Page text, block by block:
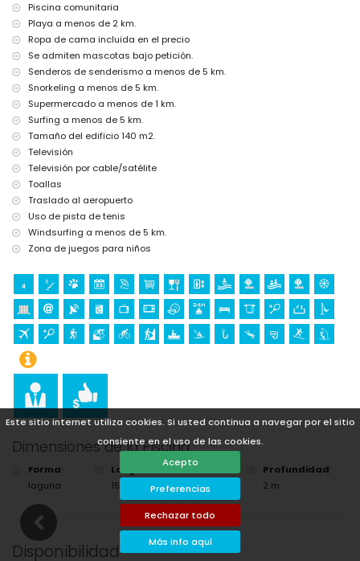
Este sitio internet utiliza cookies. Si usted continua a navegar por el sitio
consiente en el uso de las cookies.
Acepto
Preferencias
Rechazar todo
Más info aquí
servicio de aeropuerto
cama extra y cuna/cama para niños (bajo demanda)
Entretenimiento y actividades de ocio para sus vacaciones en
Jávea, Costa Blanca
cine, teatro, discoteca, bar y paseo (Paseo Marítimo) (a menos de 5
kilómetros de la casa)
Visitas y cultura en Jávea, Costa Blanca
edificio arquitectónico (Mercat del Riurau) (a menos de 1000 metros
del alojamiento)
museo (Histórico de Jávea, Jávea), iglesia (Virgen de Loreto, Puerto,
Jávea), ruina (Molinos de Viento, Jávea), monumento (Pueblo de
Jávea, Jávea), lugar histórico (Pueblo de Jávea y Jávea) (a menos de
5 kilómetros del alojamiento)
castillo (Portal de la Vila y Dénia) (a menos de 25 kilómetros del
alojamiento)
tenis, senderismo, ciclismo de montaña, ciclismo, escalada,
canotaje, kayak, pesca, buceo, snorkel, surf y windsurf (a menos de 5
kilómetros del apartamento)
golf (Golf Jávea) y equitación (a menos de 10 kilómetros del
apartamento)
Piscina comunitaria
Playa a menos de 2 km.
Ropa de cama incluida en el precio
Se admiten mascotas bajo petición.
Senderos de senderismo a menos de 5 km.
Snorkeling a menos de 5 km.
Supermercado a menos de 1 km.
Surfing a menos de 5 km.
Tamaño del edificio 140 m2.
Televisión
Televisión por cable/satélite
Toallas
Traslado al aeropuerto
Uso de pista de tenis
Windsurfing a menos de 5 km.
Zona de juegos para niños
Dimensiones de la Piscina
Forma:
laguna
Longitud
15 m.
Ancho
8 m.
Profundidad:
2 m.
Disponibilidad